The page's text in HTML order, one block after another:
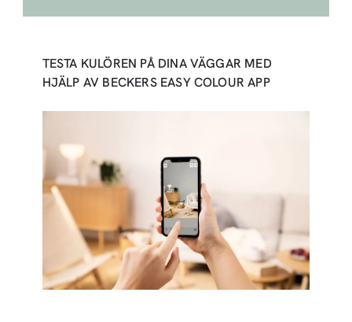
TESTA KULÖREN PÅ DINA VÄGGAR MED
HJÄLP AV BECKERS EASY COLOUR APP